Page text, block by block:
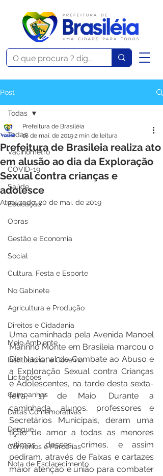
Post
Todas
Vacinômetro
COVID-19
Saúde
Educação
Obras
Gestão e Economia
Social
Cultura, Festa e Esporte
No Gabinete
Agricultura e Produção
Direitos e Cidadania
Meio Ambiente
Institucional e Governo
Licitações
Campanhas
Datas Comemorativas
Dengue
Convênios e Parcerias
Nota de Esclarecimento
Todas
Prefeitura de Brasileia realiza ato
em alusão ao dia da Exploração
Sexual contra crianças e
adolesce
Prefeitura de Brasiléia
18 de mai. de 20192 min de leitura
Atualizado:20 de mai. de 2019
Uma caminhada pela Avenida Manoel
Marinho Monte em Brasileia marcou o
Dia Nacional de Combate ao Abuso e
a Exploração Sexual contra Crianças
e Adolescentes, na tarde desta sexta-
feira, 17 de Maio. Durante a
caminhada, alunos, professores e
Secretários Municipais, deram uma
lição de amor a todas as menores
vítimas desses crimes, e assim
pediram, através de Faixas e cartazes
maior atenção e união para combater